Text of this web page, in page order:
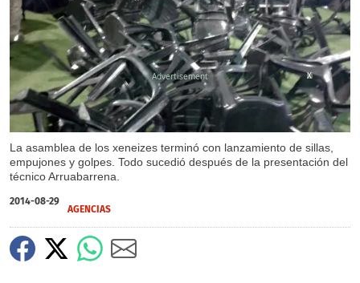
La asamblea de los xeneizes terminó con lanzamiento de sillas,
empujones y golpes. Todo sucedió después de la presentación del
técnico Arruabarrena.
X
2014-08-29
AGENCIAS